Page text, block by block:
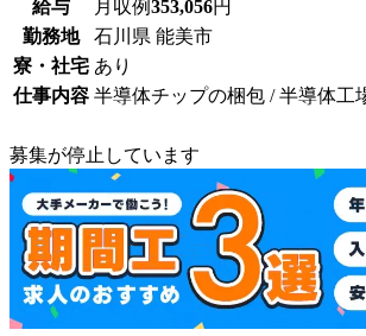
給与 月収例353,056円
勤務地
石川県 能美市
寮・社宅 あり
仕事内容 半導体チップの梱包 / 半導体工
募集が停止しています